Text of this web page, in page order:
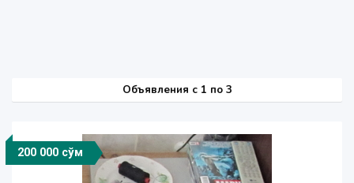
Объявления c 1 по 3
200 000 сўм